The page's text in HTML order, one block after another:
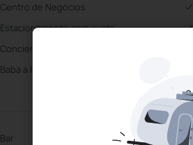
Centro de Negócios
Estacionamento com custo
Concierge
Babá a Pedido
Bar